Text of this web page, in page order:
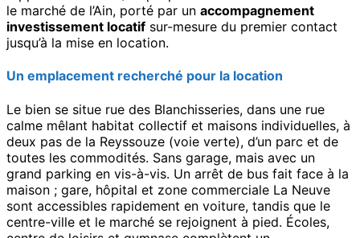
le marché de l’Ain, porté par un accompagnement
investissement locatif sur-mesure du premier contact
jusqu’à la mise en location.
Un emplacement recherché pour la location
Le bien se situe rue des Blanchisseries, dans une rue
calme mêlant habitat collectif et maisons individuelles, à
deux pas de la Reyssouze (voie verte), d’un parc et de
toutes les commodités. Sans garage, mais avec un
grand parking en vis-à-vis. Un arrêt de bus fait face à la
maison ; gare, hôpital et zone commerciale La Neuve
sont accessibles rapidement en voiture, tandis que le
centre-ville et le marché se rejoignent à pied. Écoles,